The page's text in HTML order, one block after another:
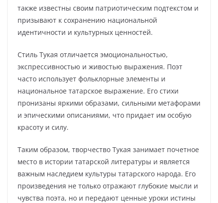
также известны своим патриотическим подтекстом и
призывают к сохранению национальной
идентичности и культурных ценностей.
Стиль Тукая отличается эмоциональностью,
экспрессивностью и живостью выражения. Поэт
часто использует фольклорные элементы и
национальное татарское выражение. Его стихи
пронизаны яркими образами, сильными метафорами
и эпическими описаниями, что придает им особую
красоту и силу.
Таким образом, творчество Тукая занимает почетное
место в истории татарской литературы и является
важным наследием культуры татарского народа. Его
произведения не только отражают глубокие мысли и
чувства поэта, но и передают ценные уроки истины